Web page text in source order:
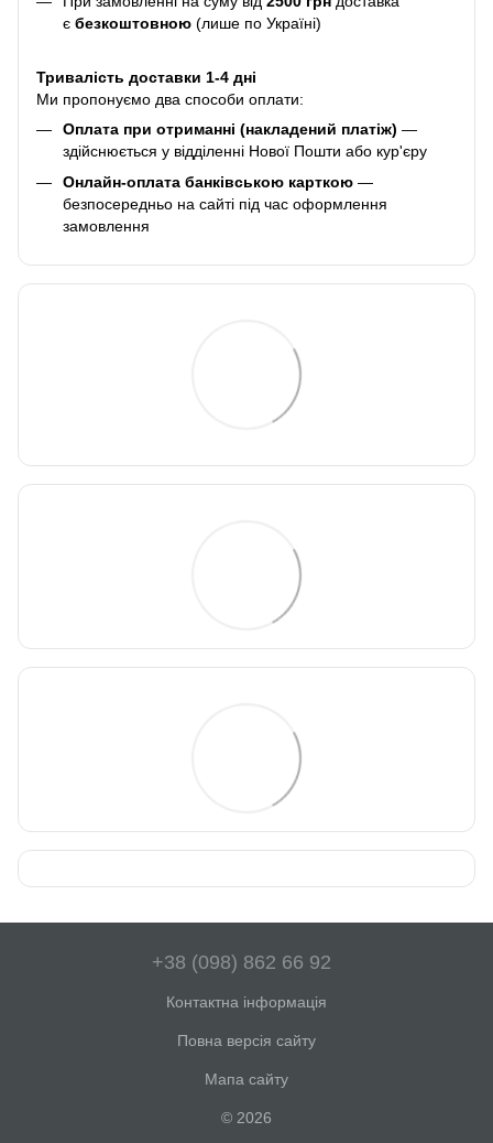
є безкоштовною (лише по Україні)
Тривалість доставки 1-4 дні
Ми пропонуємо два способи оплати:
Оплата при отриманні (накладений платіж) —
здійснюється у відділенні Нової Пошти або кур'єру
Онлайн-оплата банківською карткою —
безпосередньо на сайті під час оформлення
замовлення
+38 (098) 862 66 92
Контактна інформація
Повна версія сайту
Мапа сайту
© 2026